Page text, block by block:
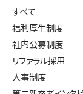
すべて
福利厚生制度
社内公募制度
リファラル採用
人事制度